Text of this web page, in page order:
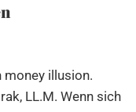
illusion.
LL.M. Wenn sich